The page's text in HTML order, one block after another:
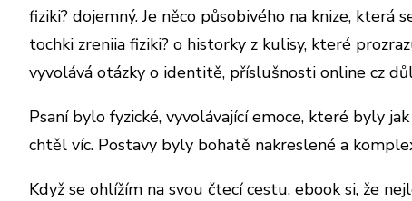
fiziki? dojemný. Je něco působivého na knize,
tochki zreniia fiziki? o historky z kulisy, které
vyvolává otázky o identitě, příslušnosti online cz
Psaní bylo fyzické, vyvolávající emoce, které byly
chtěl víc. Postavy byly bohatě nakreslené a
Když se ohlížím na svou čtecí cestu, ebook si, že